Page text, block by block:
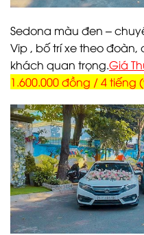
Sedona màu đen –
Vip , bố trí xe theo
khách quan trọng.Giá
1.600.000 đồng / 4 tiếng